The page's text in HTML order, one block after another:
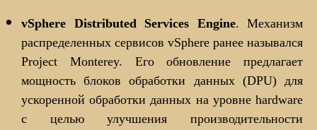
vSphere Distributed Services Engine. Механизм
распределенных сервисов vSphere ранее назывался
Project Monterey. Его обновление предлагает
мощность блоков обработки данных (DPU) для
ускоренной обработки данных на уровне hardware
с целью улучшения производительности